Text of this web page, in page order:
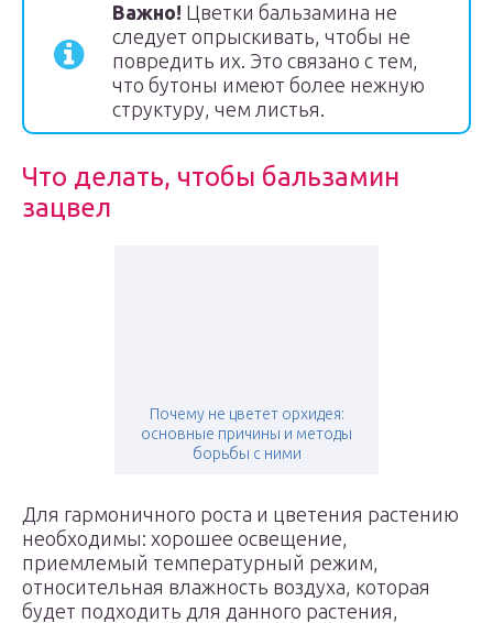
Важно! Цветки бальзамина не
следует опрыскивать, чтобы не
повредить их. Это связано с тем,
что бутоны имеют более нежную
структуру, чем листья.
Что делать, чтобы бальзамин
зацвел
Почему не цветет орхидея:
основные причины и методы
борьбы с ними
Для гармоничного роста и цветения растению
необходимы: хорошее освещение,
приемлемый температурный режим,
относительная влажность воздуха, которая
будет подходить для данного растения,